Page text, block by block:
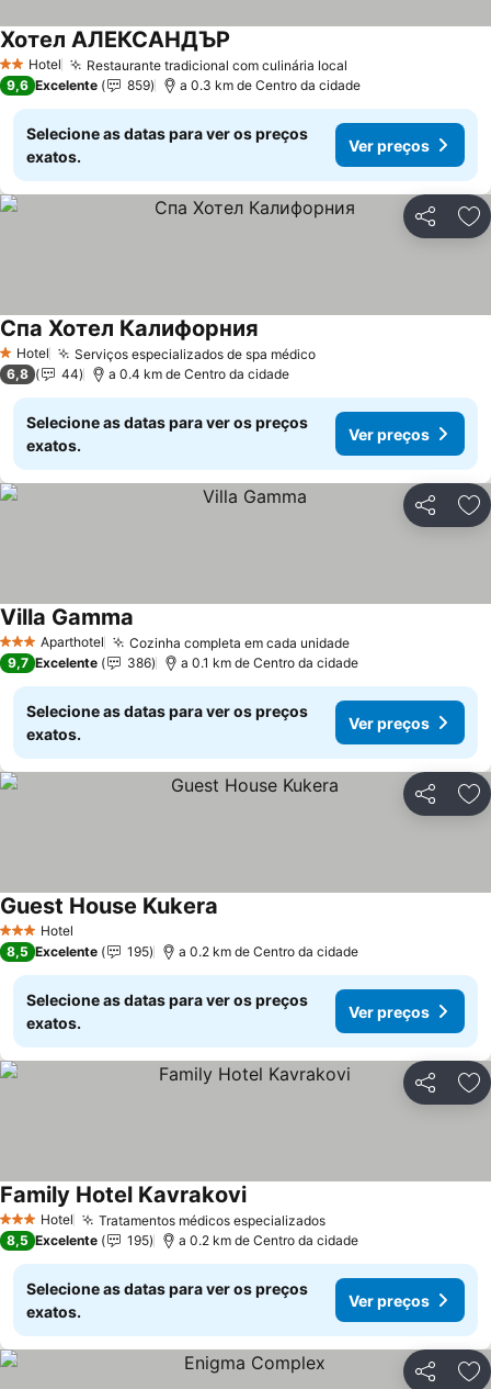
2 Estrelas
Hotel Restaurante tradicional com culinária local
Хотел АЛЕКСАНДЪР
9,6 Excelente 859 a 0.3 km de Centro da cidade
Selecione as datas para ver os preços
exatos.
Ver preços
Partilhar
1 Estrelas
Hotel Serviços especializados de spa médicoVer preços
Спа Хотел Калифорния
6,8 44 a 0.4 km de Centro da cidade
Selecione as datas para ver os preços
exatos.
Ver preços
Partilhar
3 EstrelasAparthotel Cozinha completa em cada unidadeVer preços
Villa Gamma
9,7 Excelente 386 a 0.1 km de Centro da cidade
Selecione as datas para ver os preços
exatos.
Ver preços
Partilhar
3 EstrelasHotel
Guest House Kukera
8,5 Excelente 195 a 0.2 km de Centro da cidade
Selecione as datas para ver os preços
exatos.
Ver preços
Partilhar
3 EstrelasHotel Tratamentos médicos especializadosVer preços
Family Hotel KavrakoviVer preços
8,5 Excelente 195 a 0.2 km de Centro da cidade
Selecione as datas para ver os preços
exatos.
Ver preços
Partilhar